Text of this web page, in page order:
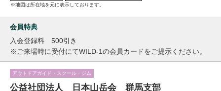
※地図は所在地を元に表示しております。
会員特典
入会登録料 500引き
※ご来場時に受付にてWILD-1の会員カードをご提示ください。
アウトドアガイド・スクール・ジム
公益社団法人 日本山岳会 群馬支部